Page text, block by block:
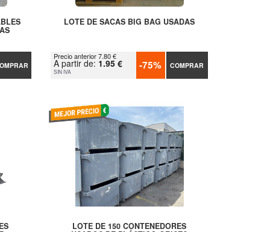
LOTE DE SACAS BIG BAG USADAS
Precio anterior 7.80 €
A partir de: 1.95 €
SIN IVA -75% COMPRAR
LOTE DE 150 CONTENEDORES